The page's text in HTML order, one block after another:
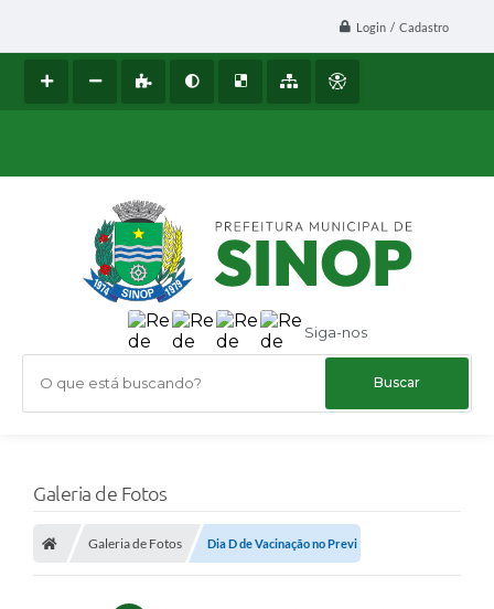
Login / Cadastro
Siga-nos
O que está buscando?
Galeria de Fotos
Galeria de Fotos Dia D de Vacinação no Previ